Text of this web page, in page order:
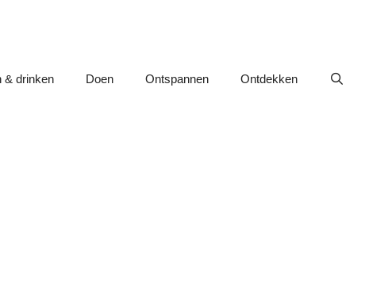
& drinken Doen Ontspannen Ontdekken